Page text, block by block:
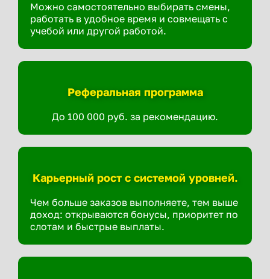
Можно самостоятельно выбирать смены,
работать в удобное время и совмещать с
учебой или другой работой.
Реферальная программа
До 100 000 руб. за рекомендацию.
Карьерный рост с системой уровней.
Чем больше заказов выполняете, тем выше
доход: открываются бонусы, приоритет по
слотам и быстрые выплаты.